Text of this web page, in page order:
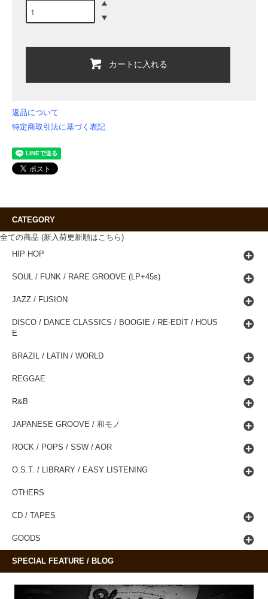
カートに入れる
返品について
特定商取引法に基づく表記
CATEGORY
全ての商品 (新入荷更新順はこちら)
HIP HOP
SOUL / FUNK / RARE GROOVE (LP+45s)
JAZZ / FUSION
DISCO / DANCE CLASSICS / BOOGIE / RE-EDIT / HOUS
E
BRAZIL / LATIN / WORLD
REGGAE
R&B
JAPANESE GROOVE / 和モノ
ROCK / POPS / SSW / AOR
O.S.T. / LIBRARY / EASY LISTENING
OTHERS
CD / TAPES
GOODS
SPECIAL FEATURE / BLOG